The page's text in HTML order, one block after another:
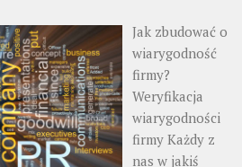
Jak zbudować o
wiarygodność
firmy?
Weryfikacja
wiarygodności
firmy Każdy z
nas w jakiś